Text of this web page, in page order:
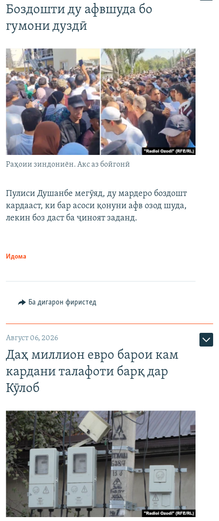
Боздошти ду афвшуда бо
гумони дуздӣ
Раҳоии зиндониён. Акс аз бойгонӣ
Пулиси Душанбе мегӯяд, ду мардеро боздошт
кардааст, ки бар асоси қонуни афв озод шуда,
лекин боз даст ба ҷиноят заданд.
Идома
Ба дигарон фиристед
Август 06, 2026
Даҳ миллион евро барои кам
кардани талафоти барқ дар
Кӯлоб